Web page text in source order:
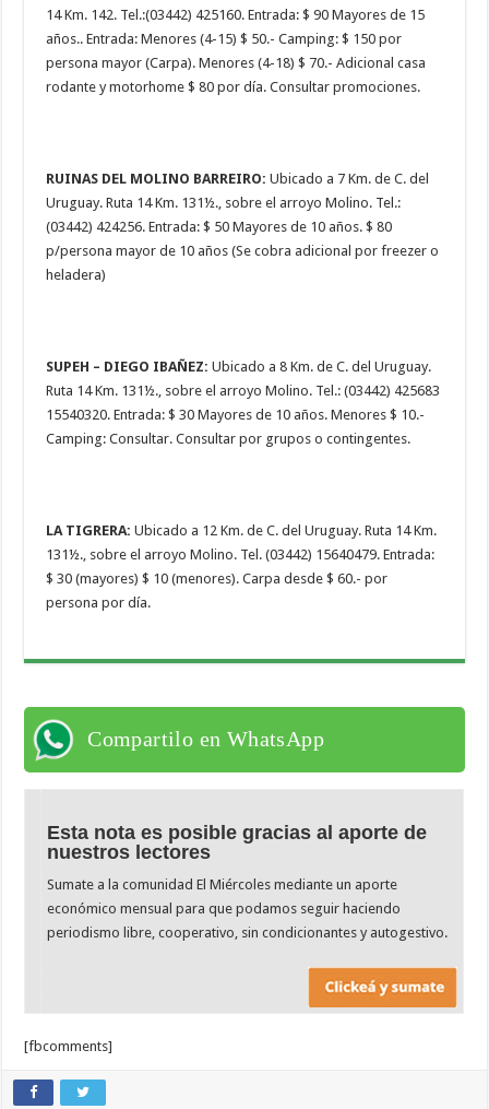
14 Km. 142. Tel.:(03442) 425160. Entrada: $ 90 Mayores de 15
años.. Entrada: Menores (4-15) $ 50.- Camping: $ 150 por
persona mayor (Carpa). Menores (4-18) $ 70.- Adicional casa
rodante y motorhome $ 80 por día. Consultar promociones.
RUINAS DEL MOLINO BARREIRO: Ubicado a 7 Km. de C. del
Uruguay. Ruta 14 Km. 131½., sobre el arroyo Molino. Tel.:
(03442) 424256. Entrada: $ 50 Mayores de 10 años. $ 80
p/persona mayor de 10 años (Se cobra adicional por freezer o
heladera)
SUPEH – DIEGO IBAÑEZ: Ubicado a 8 Km. de C. del Uruguay.
Ruta 14 Km. 131½., sobre el arroyo Molino. Tel.: (03442) 425683
15540320. Entrada: $ 30 Mayores de 10 años. Menores $ 10.-
Camping: Consultar. Consultar por grupos o contingentes.
LA TIGRERA: Ubicado a 12 Km. de C. del Uruguay. Ruta 14 Km.
131½., sobre el arroyo Molino. Tel. (03442) 15640479. Entrada:
$ 30 (mayores) $ 10 (menores). Carpa desde $ 60.- por
persona por día.
Compartilo en WhatsApp
Esta nota es posible gracias al aporte de
nuestros lectores
Sumate a la comunidad El Miércoles mediante un aporte
económico mensual para que podamos seguir haciendo
periodismo libre, cooperativo, sin condicionantes y autogestivo.
[fbcomments]